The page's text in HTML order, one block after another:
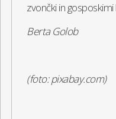
zvončki in
Berta Golob
(foto: pixabay.com)